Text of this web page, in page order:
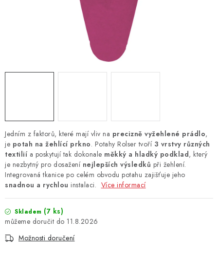
Jedním z faktorů, které mají vliv na precizně vyžehlené prádlo,
je potah na žehlící prkno. Potahy Rolser tvoří 3 vrstvy různých
textilií a poskytují tak dokonale měkký a hladký podklad, který
je nezbytný pro dosažení nejlepších výsledků při žehlení.
Integrovaná tkanice po celém obvodu potahu zajišťuje jeho
snadnou a rychlou instalaci. Více informací
Skladem (7 ks)
11.8.2026
Možnosti doručení